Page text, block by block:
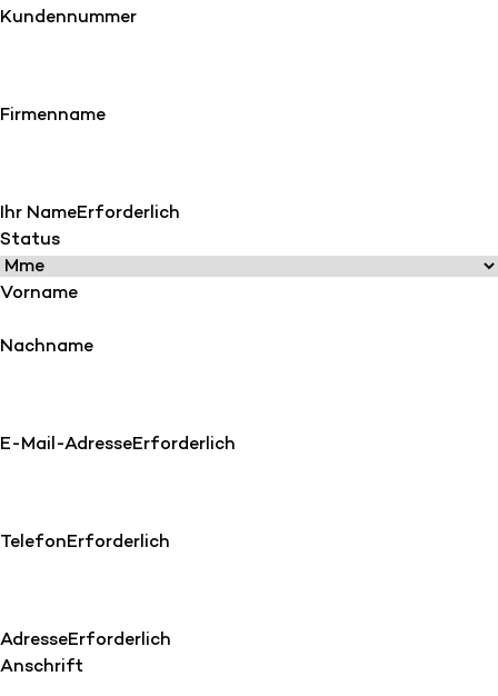
Kundennummer
Firmenname
Ihr NameErforderlich
Status
Vorname
Nachname
E-Mail-AdresseErforderlich
TelefonErforderlich
AdresseErforderlich
Anschrift